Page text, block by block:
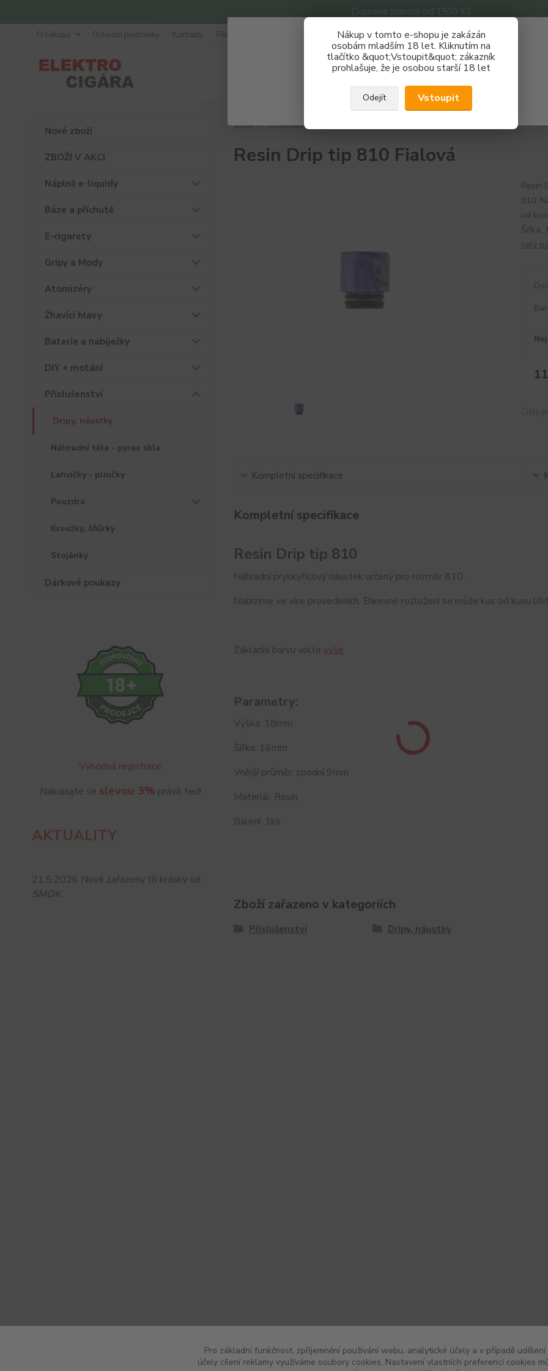
Doprava zdarma od 1500 Kč
Nákup v tomto e-shopu je zakázán
osobám mladším 18 let. Kliknutím na
tlačítko &quot;Vstoupit&quot; zákazník
prohlašuje, že je osobou starší 18 let
Odejít Vstoupit
O nákupu Ochodní podmínky Kontakty Poradna
Hledat
Nové zboží
ZBOŽÍ V AKCI
Náplně e-liquidy
Báze a příchutě
E-cigarety
Gripy a Mody
Atomizéry
Žhavící hlavy
Baterie a nabíječky
DIY + motání
Příslušenství
Dripy, náustky
Náhradní těla - pyrex skla
Lahvičky - plničky
Pouzdra
Kroužky, šňůrky
Stojánky
Dárkové poukazy
Výhodná registrace
Nakupujte se slevou 3% právě teď!
AKTUALITY
21.5.2026 Nově zařazeny tři krásky od
SMOK
Úvod Příslušenství
Resin Drip tip 810 Fialová
Resin
810.
od
Šířka:
celý
Kompletní specifikace
Kompletní specifikace
Resin Drip tip 810
Náhradní pryskyřicový náustek určený pro rozměr 810.
Nabízíme ve více provedeních. Barevné rozložení se může kus od kusu
Základní barvu volte výše
Parametry:
Výška: 18mm
Šířka: 16mm
Vnější průměr: spodní 9mm
Materiál: Resin
Balení: 1ks
Zboží zařazeno v kategoriích
Příslušenství Dripy, náustky
Získej slevu 3%
Zaregistruj se a nakupuj se slevou právě teď!
REGISTRAČNÍ FORMULÁŘ
Zavřít
Pro základní funkčnost, zpříjemnění používání webu, analytické účely a v případě
účely cílení reklamy využíváme soubory cookies. Nastavení vlastních preferencí cookies